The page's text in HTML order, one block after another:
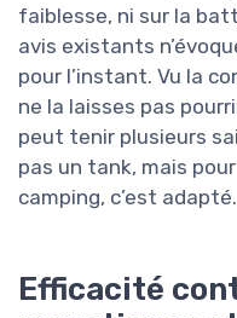
faiblesse, ni sur la
avis existants
pour l’instant. Vu la
ne la laisses pas
peut tenir plusieurs
pas un tank, mais
camping, c’est adapté.
Efficacité